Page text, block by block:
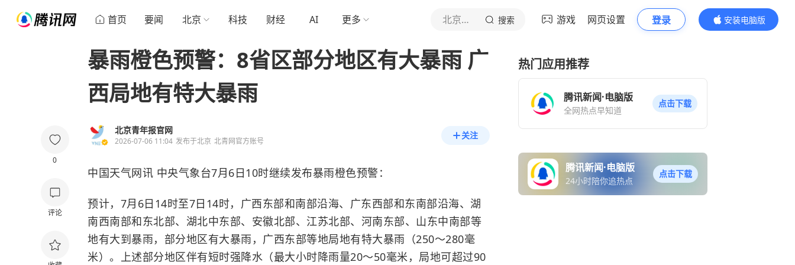
首页 要闻 北京 科技 财经 AI 更多 北京青年报官网 搜索 游戏 网页设置 登录
安装电脑版
内容更精彩
0
评论
暴雨橙色预警：8省区部分地区有大暴雨 广
西局地有特大暴雨
北京青年报官网
2026-07-06 11:04 发布于北京 北青网官方账号
关注
中国天气网讯 中央气象台7月6日10时继续发布暴雨橙色预警：
预计，7月6日14时至7日14时，广西东部和南部沿海、广东西部和东南部沿海、湖
南西南部和东北部、湖北中东部、安徽北部、江苏北部、河南东部、山东中南部等
地有大到暴雨，部分地区有大暴雨，广西东部等地局地有特大暴雨（250～280毫
米）。上述部分地区伴有短时强降水（最大小时降雨量20～50毫米，局地可超过90
热门应用推荐
腾讯新闻·电脑版
全网热点早知道
点击下载
腾讯新闻·电脑版
24小时陪你追热点
点击下载